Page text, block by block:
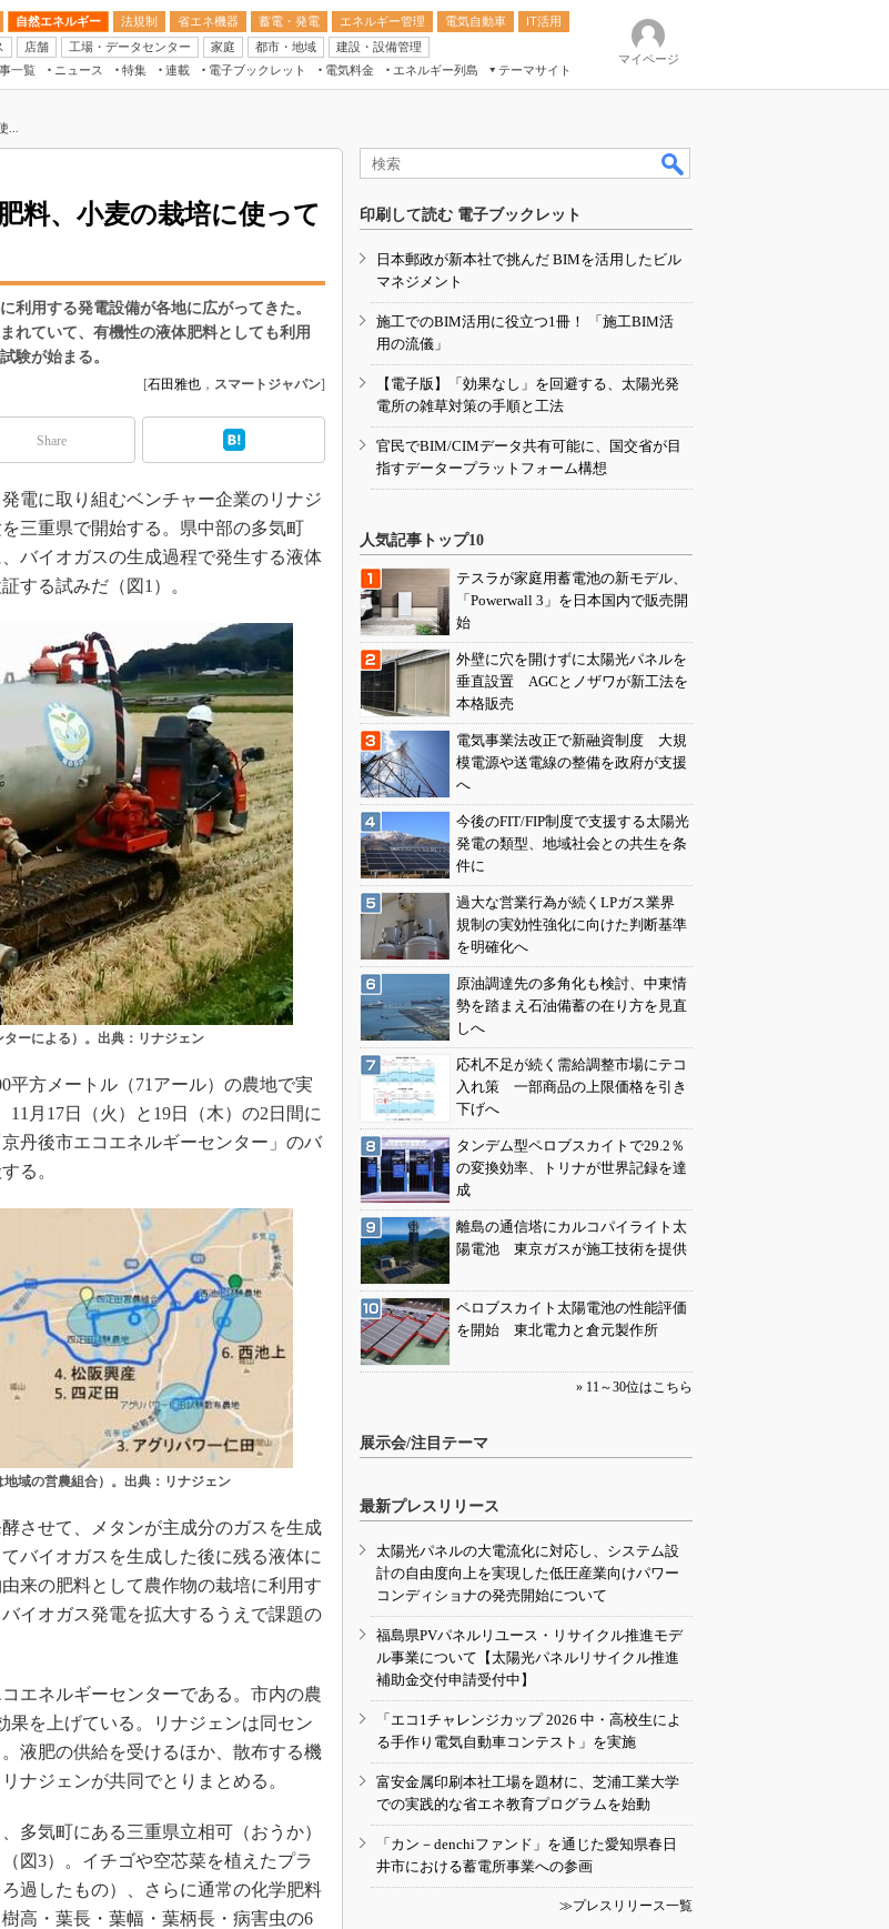
自然エネルギー 法規制 省エネ機器 蓄電・発電 エネルギー管理 電気自動車
IT活用
店舗 工場・データセンター 家庭 都市・地域
建設・設備管理
一覧 ニュース 特集 連載 電子ブックレット 電気料金 エネルギー列島
テーマサイト
電気料金ガイドブック
BEMS
キーワード解説
マイページ
...
料、小麦の栽培に使って
利用する発電設備が各地に広がってきた。
れていて、有機性の液体肥料としても利用
験が始まる。
[石田雅也 ， スマートジャパン]
Share
電に取り組むベンチャー企業のリナジ
三重県で開始する。県中部の多気町
バイオガスの生成過程で発生する液体
する試みだ（図1）。
ーによる）。出典：リナジェン
方メートル（71アール）の農地で実
月17日（火）と19日（木）の2日間に
丹後市エコエネルギーセンター」のバ
る。
域の営農組合）。出典：リナジェン
させて、メタンが主成分のガスを生成
バイオガスを生成した後に残る液体に
来の肥料として農作物の栽培に利用す
イオガス発電を拡大するうえで課題の
エネルギーセンターである。市内の農
果を上げている。リナジェンは同セン
液肥の供給を受けるほか、散布する機
ナジェンが共同でとりまとめる。
多気町にある三重県立相可（おうか）
図3）。イチゴや空芯菜を植えたプラ
過したもの）、さらに通常の化学肥料
高・葉長・葉幅・葉柄長・病害虫の6
印刷して読む 電子ブックレット
日本郵政が新本社で挑んだ BIMを活用したビル
マネジメント
施工でのBIM活用に役立つ1冊！ 「施工BIM活
用の流儀」
【電子版】「効果なし」を回避する、太陽光発
電所の雑草対策の手順と工法
官民でBIM/CIMデータ共有可能に、国交省が目
指すデータープラットフォーム構想
人気記事トップ10
テスラが家庭用蓄電池の新モデル、
「Powerwall 3」を日本国内で販売開
始
外壁に穴を開けずに太陽光パネルを
垂直設置 AGCとノザワが新工法を
本格販売
電気事業法改正で新融資制度 大規
模電源や送電線の整備を政府が支援
へ
今後のFIT/FIP制度で支援する太陽光
発電の類型、地域社会との共生を条
件に
過大な営業行為が続くLPガス業界
規制の実効性強化に向けた判断基準
を明確化へ
原油調達先の多角化も検討、中東情
勢を踏まえ石油備蓄の在り方を見直
しへ
応札不足が続く需給調整市場にテコ
入れ策 一部商品の上限価格を引き
下げへ
タンデム型ペロブスカイトで29.2％
の変換効率、トリナが世界記録を達
成
離島の通信塔にカルコパイライト太
陽電池 東京ガスが施工技術を提供
ペロブスカイト太陽電池の性能評価
を開始 東北電力と倉元製作所
» 11～30位はこちら
展示会/注目テーマ
最新プレスリリース
太陽光パネルの大電流化に対応し、システム設
計の自由度向上を実現した低圧産業向けパワー
コンディショナの発売開始について
福島県PVパネルリユース・リサイクル推進モデ
ル事業について【太陽光パネルリサイクル推進
補助金交付申請受付中】
「エコ1チャレンジカップ 2026 中・高校生によ
る手作り電気自動車コンテスト」を実施
富安金属印刷本社工場を題材に、芝浦工業大学
での実践的な省エネ教育プログラムを始動
「カン－denchiファンド」を通じた愛知県春日
井市における蓄電所事業への参画
≫プレスリリース一覧